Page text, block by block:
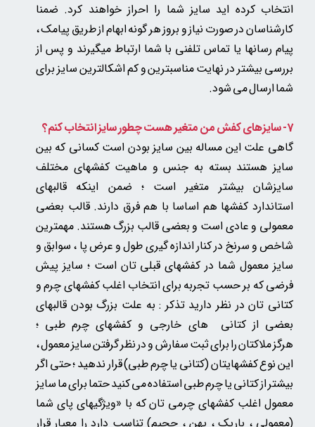
انتخاب کرده اید سایز شما را احراز خواهند کرد. ضمنا
کارشناسان در صورت نیاز و بروز هر گونه ابهام از طریق پیامک ،
پیام رسانها یا تماس تلفنی با شما ارتباط میگیرند و پس از
بررسی بیشتر در نهایت مناسبترین و کم اشکالترین سایز برای
شما ارسال می شود.
7- سایزهای کفش من متغیر هست چطور سایز انتخاب کنم؟
گاهی علت این مساله بین سایز بودن است کسانی که بین
سایز هستند بسته به جنس و ماهیت کفشهای مختلف
سایزشان بیشتر متغیر است ؛ ضمن اینکه قالبهای
استاندارد کفشها هم اساسا با هم فرق دارند. قالب بعضی
معمولی و عادی است و بعضی قالب بزرگ هستند. مهمترین
شاخص و سرنخ در کنار اندازه گیری طول و عرض پا ، سوابق و
سایز معمول شما در کفشهای قبلی تان است ؛ سایز پیش
فرضی که بر حسب تجربه برای انتخاب اغلب کفشهای چرم و
کتانی تان در نظر دارید تذکر : به علت بزرگ بودن قالبهای
بعضی از کتانی های خارجی و کفشهای چرم طبی ؛
هرگز ملاکتان را برای ثبت سفارش و در نظر گرفتن سایز معمول ،
این نوع کفشهایتان (کتانی یا چرم طبی) قرار ندهید ؛ حتی اگر
بیشتر از کتانی یا چرم طبی استفاده می کنید حتما برای ما سایز
معمول اغلب کفشهای چرمی تانکه با «ویژگیهای پای شما
(معمولی ، باریک ، پهن ، حجیم) تناسب دارد را معیار قرار